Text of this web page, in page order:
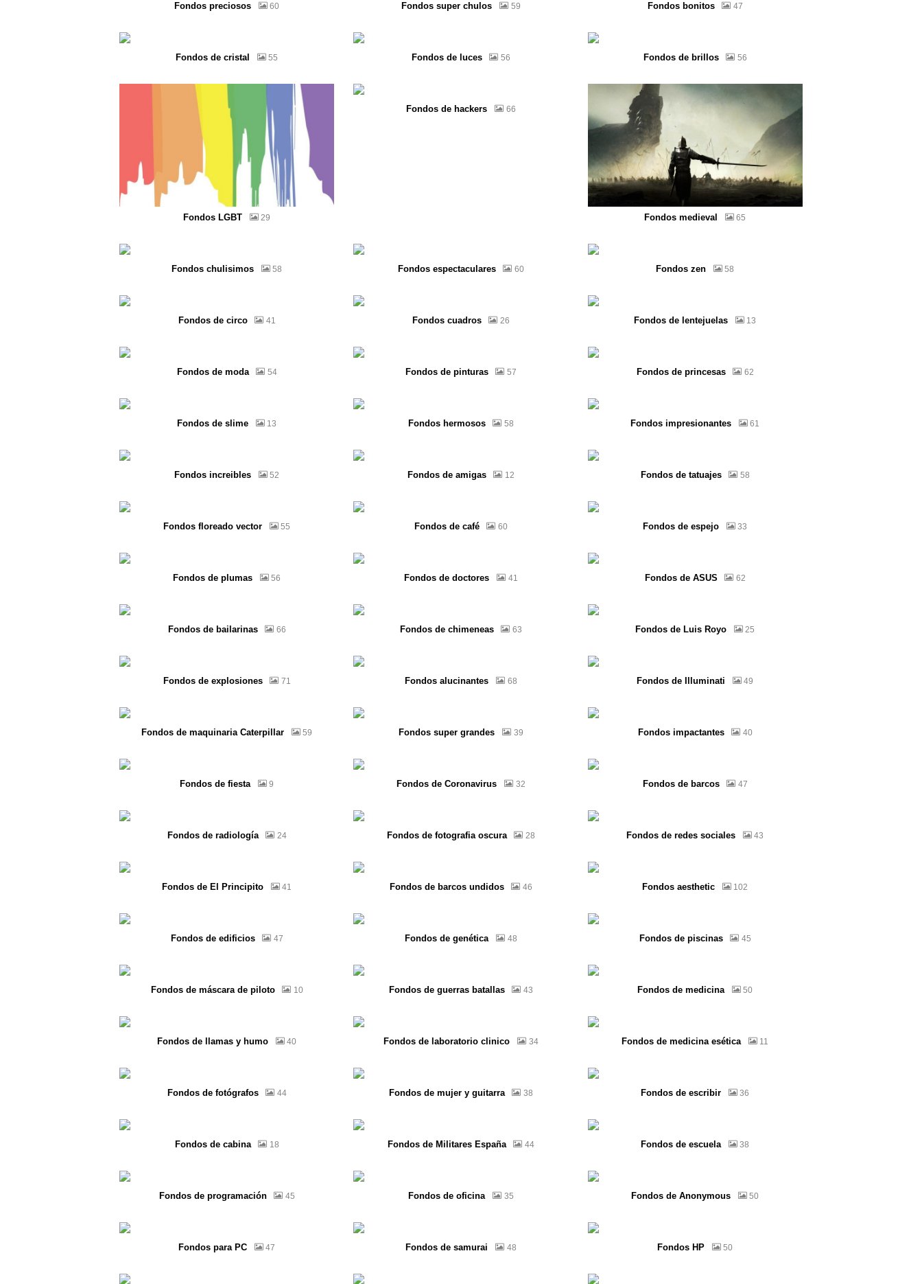
Fondos preciosos 60 Fondos super chulos 59 Fondos bonitos 47
Fondos de cristal 55 Fondos de luces 56 Fondos de brillos 56
Fondos LGBT 29
Fondos de hackers 66
Fondos medieval 65
Fondos chulisimos 58 Fondos espectaculares 60 Fondos zen 58
Fondos de circo 41 Fondos cuadros 26 Fondos de lentejuelas 13
Fondos de moda 54 Fondos de pinturas 57 Fondos de princesas 62
Fondos de slime 13 Fondos hermosos 58 Fondos impresionantes 61
Fondos increibles 52 Fondos de amigas 12 Fondos de tatuajes 58
Fondos floreado vector 55 Fondos de café 60 Fondos de espejo 33
Fondos de plumas 56 Fondos de doctores 41 Fondos de ASUS 62
Fondos de bailarinas 66 Fondos de chimeneas 63 Fondos de Luis Royo 25
Fondos de explosiones 71 Fondos alucinantes 68 Fondos de Illuminati 49
Fondos de maquinaria Caterpillar 59 Fondos super grandes 39 Fondos impactantes 40
Fondos de fiesta 9 Fondos de Coronavirus 32 Fondos de barcos 47
Fondos de radiología 24 Fondos de fotografia oscura 28 Fondos de redes sociales 43
Fondos de El Principito 41 Fondos de barcos undidos 46 Fondos aesthetic 102
Fondos de edificios 47 Fondos de genética 48 Fondos de piscinas 45
Fondos de máscara de piloto 10 Fondos de guerras batallas 43 Fondos de medicina 50
Fondos de llamas y humo 40 Fondos de laboratorio clinico 34 Fondos de medicina esética 11
Fondos de fotógrafos 44 Fondos de mujer y guitarra 38 Fondos de escribir 36
Fondos de cabina 18 Fondos de Militares España 44 Fondos de escuela 38
Fondos de programación 45 Fondos de oficina 35 Fondos de Anonymous 50
Fondos para PC 47 Fondos de samurai 48 Fondos HP 50